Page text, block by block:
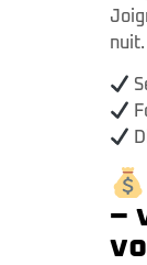
nuit.
–